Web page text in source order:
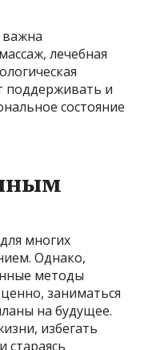
лечебная
поддерживать и
состояние
многих
Однако,
методы
заниматься
на будущее.
избегать
стараясь